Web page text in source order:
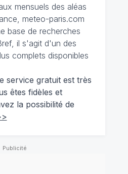
mensuels des aléas
meteo-paris.com
base de recherches
il s'agit d'un des
complets disponibles
service gratuit est très
êtes fidèles et
la possibilité de